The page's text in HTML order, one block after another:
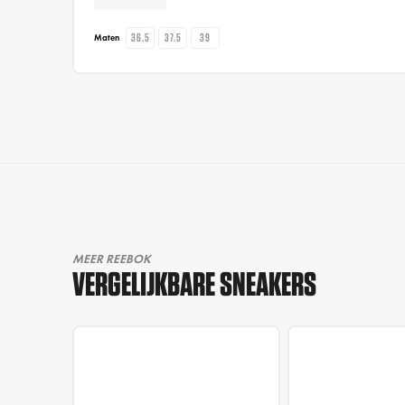
Maten 36.5 37.5 39
MEER REEBOK
VERGELIJKBARE SNEAKERS